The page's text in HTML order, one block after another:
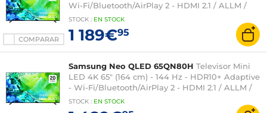
COMPARAR
Wi-Fi/Bluetooth/AirPlay 2 - HDMI 2.1 / ALLM /
FreeSync Premium Pro - Sonido 30W - Dolby
STOCK : EN STOCK
1 189€95
Samsung Neo QLED 65QN80H Televisor Mini
LED 4K 65" (164 cm) - 144 Hz - HDR10+ Adaptive
- Wi-Fi/Bluetooth/AirPlay 2 - HDMI 2.1 / ALLM /
FreeSync Premium Pro - Sonido 30W - Dolby
STOCK : EN STOCK